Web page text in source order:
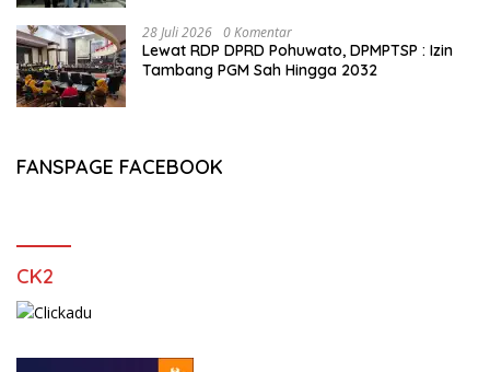
28 Juli 2026 0 Komentar
Lewat RDP DPRD Pohuwato, DPMPTSP : Izin
Tambang PGM Sah Hingga 2032
FANSPAGE FACEBOOK
CK2